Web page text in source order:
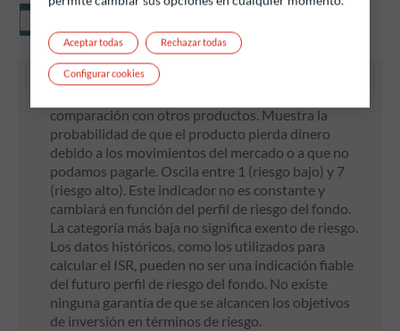
* El indicador sintético de riesgo (ISR) es una guía
comparación con otros productos. Muestra la
probabilidad de que el producto pierda dinero
debido a los movimientos del mercado o a que no
podamos pagarle. Oscila entre 1 (riesgo bajo) y 7
(riesgo alto). Este indicador no es constante y
cambiará en función del perfil de riesgo del fondo.
La categoría más baja no significa exento de riesgo.
Los datos históricos, como los utilizados para
calcular el ISR, pueden no ser una indicación fiable
del futuro perfil de riesgo del fondo. No existe
ninguna garantía de que se alcancen los objetivos
de inversión en términos de riesgo.
Rechazar todas
Aceptar todas
Configurar cookies